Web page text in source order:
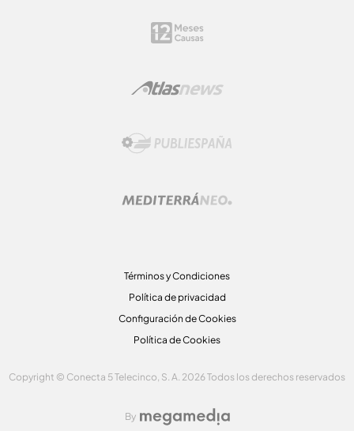
Términos y Condiciones
Política de privacidad
Configuración de Cookies
Política de Cookies
Copyright © Conecta 5 Telecinco, S. A. 2026 Todos los derechos reservados
By